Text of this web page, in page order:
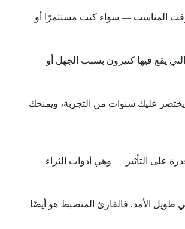
المناسب — سواء كنت مستثمرًا أو
يقع فيها كثيرون بسبب الجهل أو
يختصر عليك سنوات من التجربة، ويمنحك
على التأثير — وهي أدوات الثراء
طويل الأمد. فالقارئ المنضبط هو أيضًا